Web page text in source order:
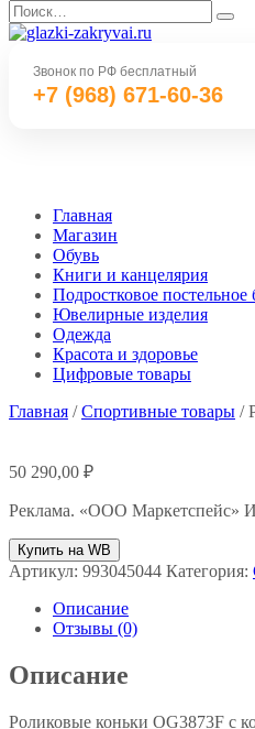
Перейти
к
содержанию
Search
for:
Звонок по РФ бесплатный
+7 (968) 671-60-36
Главная
Магазин
Обувь
Книги и канцелярия
Подростковое постельное
Ювелирные изделия
Одежда
Красота и здоровье
Цифровые товары
Главная /Спортивные товары /
50 290,00 ₽
Реклама. «ООО Маркетспейс»
Купить на WB
Артикул: 993045044 Категория:
Описание
Отзывы (0)
Описание
Роликовые коньки OG3873F с